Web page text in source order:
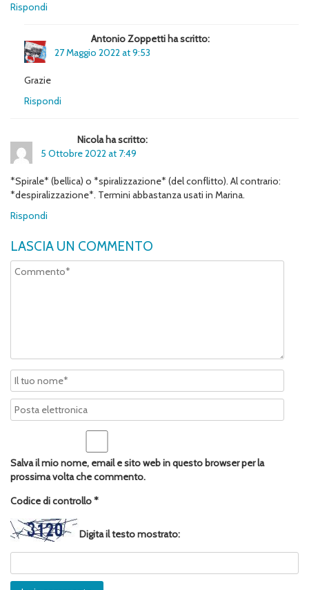
Rispondi
Antonio Zoppetti ha scritto:
27 Maggio 2022 at 9:53
Grazie
Rispondi
Nicola ha scritto:
5 Ottobre 2022 at 7:49
*Spirale* (bellica) o *spiralizzazione* (del conflitto). Al contrario:
*despiralizzazione*. Termini abbastanza usati in Marina.
Rispondi
LASCIA UN COMMENTO
Salva il mio nome, email e sito web in questo browser per la
prossima volta che commento.
Codice di controllo*
Digita il testo mostrato: